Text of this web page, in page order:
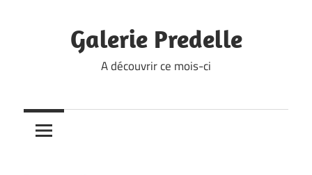
Galerie Predelle
A découvrir ce mois-ci